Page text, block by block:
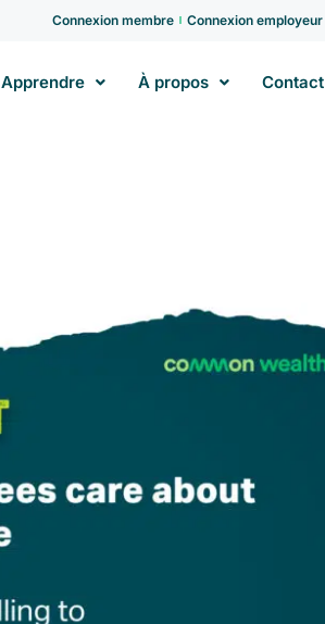
Connexion membre Connexion employeur
Apprendre À propos Contact